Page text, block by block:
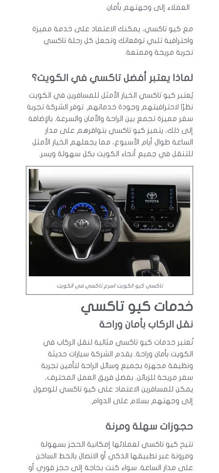
العملاء إلى وجهتهم بأمان.
مع كيو تاكسي، يمكنك الاعتماد على خدمة مميزة
واحترافية تلبي توقعاتك وتجعل كل رحلة تاكسي
تجربة مريحة وممتعة.
لماذا يعتبر أفضل تاكسي في الكويت؟
يُعتبر كيو تاكسي الخيار الأمثل للمسافرين في الكويت
نظرًا لاحترافيتهم وجودة خدماتهم. توفر الشركة تجربة
سفر مميزة تجمع بين الراحة والأمان والسرعة. بالإضافة
إلى ذلك، يتميز كيو تاكسي بتوافرهم على مدار
الساعة طوال أيام الأسبوع، مما يجعلهم الخيار الأمثل
للتنقل في جميع أنحاء الكويت بكل سهولة ويسر.
تاكسي كيو الكويت اسرع تاكسي في الكويت
خدمات كيو تاكسي
نقل الركاب بأمان وراحة
تُعتبر خدمات كيو تاكسي مثالية لنقل الركاب في
الكويت بأمان وراحة. يقدم الشركة سيارات حديثة
ونظيفة مجهزة بجميع وسائل الراحة لتأمين تجربة
سفر مريحة للزبائن. بفضل فريق العمل المحترف،
يمكن للمسافرين الاعتماد على كيو تاكسي للوصول
إلى وجهتهم بسلام على الدوام.
حجوزات سهلة ومرنة
تتيح كيو تاكسي لعملائها إمكانية الحجز بسهولة
ومرونة عبر تطبيقها الذكي أو الاتصال بالخط الساخن
على مدار الساعة. سواء كنت بحاجة إلى حجز فوري أو